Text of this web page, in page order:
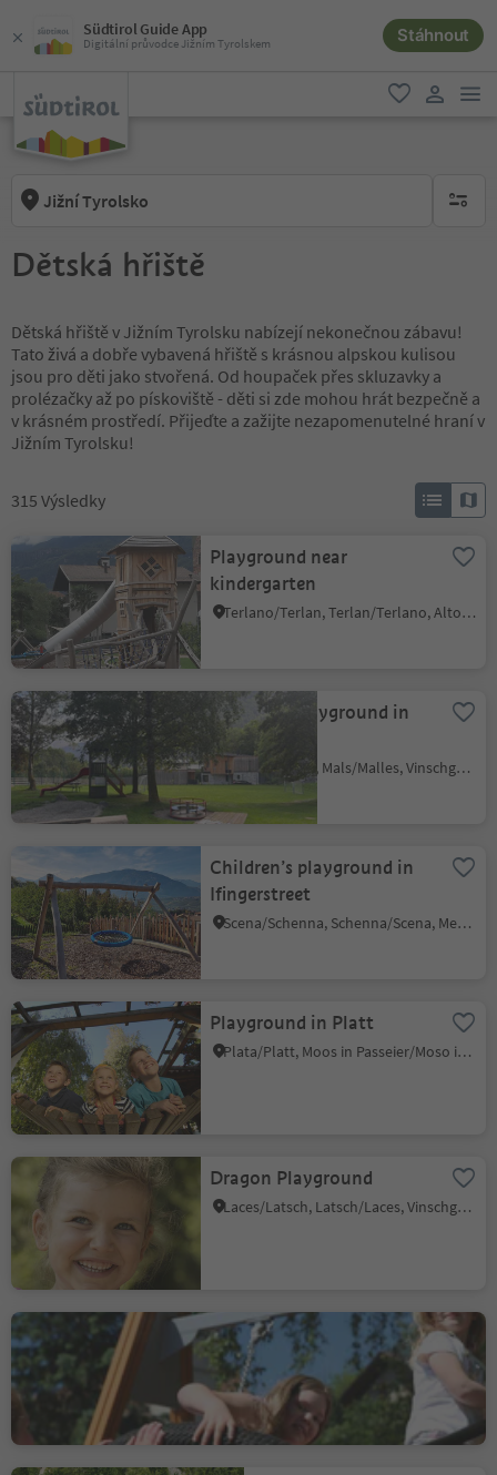
Südtirol Guide App
Digitální průvodce Jižním Tyrolskem Stáhnout
oblíbené
Jižní Tyrolsko brak
Dětská hřiště
Dětská hřiště v Jižním Tyrolsku nabízejí nekonečnou zábavu!
Tato živá a dobře vybavená hřiště s krásnou alpskou kulisou
jsou pro děti jako stvořená. Od houpaček přes skluzavky a
prolézačky až po pískoviště - děti si zde mohou hrát bezpečně a
v krásném prostředí. Přijeďte a zažijte nezapomenutelné hraní v
Jižním Tyrolsku!
315 Výsledky
Playground near
kindergarten
Terlano/Terlan, Terlan/Terlano, Alto Adige Wine Road
Childrens playground in
Clusio
Clusio/Schleis, Mals/Malles, Vinschgau/Val Venosta
Children’s playground in
Ifingerstreet
Scena/Schenna, Schenna/Scena, Meran/Merano and environs
Playground in Platt
Plata/Platt, Moos in Passeier/Moso in Passiria, Meran/Merano and environs
Dragon Playground
Laces/Latsch, Latsch/Laces, Vinschgau/Val Venosta
Playground Middle School
Partschins/Parcines
Parcines/Partschins, Partschins/Parcines, Meran/Merano and environs